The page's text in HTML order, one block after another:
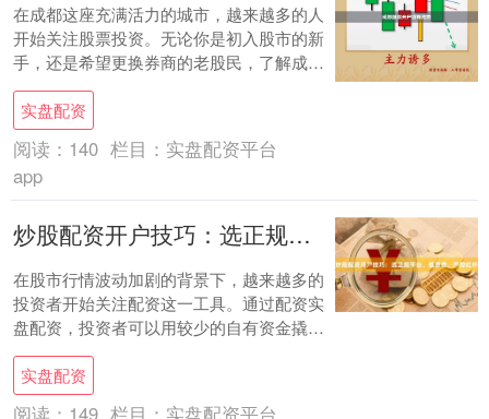
在成都这座充满活力的城市，越来越多的人
开始关注股票投资。无论你是初入股市的新
手，还是希望更换券商的老股民，了解成都
股票开户流程都是第一步。本文将为你提供
一份完整....
实盘配资
阅读： 140 栏目： 实盘配资平台
app
炒股配资开户技巧：选正规平台、低息费、严控杠杆
在股市行情波动加剧的背景下，越来越多的
投资者开始关注配资这一工具。通过配资实
盘配资，投资者可以用较少的自有资金撬动
更大的交易规模，从而放大收益。然而，配
资也是一....
实盘配资
阅读： 149 栏目： 实盘配资平台